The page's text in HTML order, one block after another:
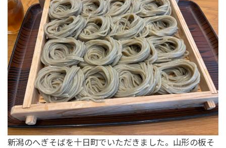
新潟のへぎそばを十日町でいただきました。山形の板そ